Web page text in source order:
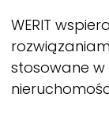
WERIT
stosowane